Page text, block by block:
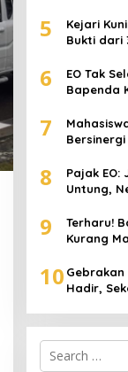
5
Kejari
Bukti dari
6
EO Tak
Bapenda
7
Bersinergi
hingga
8
Pajak
Untung,
9
Terharu!
Kurang
Padam
10 Gebrakan
Hadir,
Search
for: